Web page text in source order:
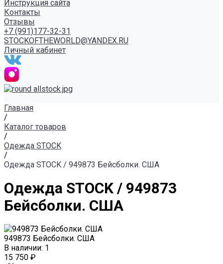
Инструкция сайта
Контакты
Отзывы
+7 (991)177-32-31
STOCKOFTHEWORLD@YANDEX.RU
Личный кабинет
Главная
/
Каталог товаров
/
Одежда STOCK
/
Одежда STOCK / 949873 Бейсболки. США
Одежда STOCK / 949873
Бейсболки. США
949873 Бейсболки. США
В наличии: 1
15 750 ₽